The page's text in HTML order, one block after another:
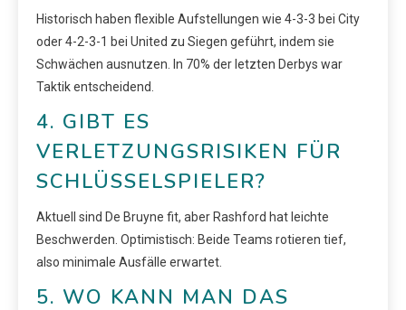
Historisch haben flexible Aufstellungen wie 4-3-3 bei City
oder 4-2-3-1 bei United zu Siegen geführt, indem sie
Schwächen ausnutzen. In 70% der letzten Derbys war
Taktik entscheidend.
4. GIBT ES
VERLETZUNGSRISIKEN FÜR
SCHLÜSSELSPIELER?
Aktuell sind De Bruyne fit, aber Rashford hat leichte
Beschwerden. Optimistisch: Beide Teams rotieren tief,
also minimale Ausfälle erwartet.
5. WO KANN MAN DAS